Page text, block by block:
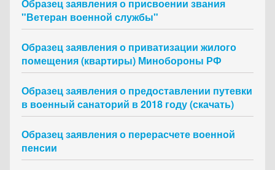
Образец заявления о присвоении звания
"Ветеран военной службы"
Образец заявления о приватизации жилого
помещения (квартиры) Минобороны РФ
Образец заявления о предоставлении путевки
в военный санаторий в 2018 году (скачать)
Образец заявления о перерасчете военной
пенсии